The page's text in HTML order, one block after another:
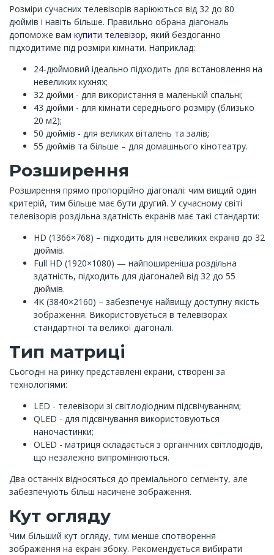
Розміри сучасних телевізорів варіюються від 32 до 80
дюймів і навіть більше. Правильно обрана діагональ
допоможе вам купити телевізор, який бездоганно
підходитиме під розміри кімнати. Наприклад:
24-дюймовий ідеально підходить для встановлення на
невеликих кухнях;
32 дюйми - для використання в маленькій спальні;
43 дюйми - для кімнати середнього розміру (близько
20 м2);
50 дюймів - для великих віталень та залів;
55 дюймів та більше – для домашнього кінотеатру.
Розширення
Розширення прямо пропорційно діагоналі: чим вищий один
критерій, тим більше має бути другий. У сучасному світі
телевізорів роздільна здатність екранів має такі стандарти:
HD (1366×768) – підходить для невеликих екранів до 32
дюймів.
Full HD (1920×1080) — найпоширеніша роздільна
здатність, підходить для діагоналей від 32 до 55
дюймів.
4K (3840×2160) – забезпечує найвищу доступну якість
зображення. Використовується в телевізорах
стандартної та великої діагоналі.
Тип матриці
Сьогодні на ринку представлені екрани, створені за
технологіями:
LED - телевізори зі світлодіодним підсвічуванням;
QLED - для підсвічування використовуються
наночастинки;
OLED - матриця складається з органічних світлодіодів,
що незалежно випромінюються.
Два останніх відносяться до преміального сегменту, але
забезпечують більш насичене зображення.
Кут огляду
Чим більший кут огляду, тим менше спотворення
зображення на екрані збоку. Рекомендується вибирати